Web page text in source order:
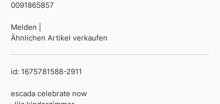
0091865857
Melden |
Ähnlichen Artikel verkaufen
id: 1675781588-2911
escada celebrate now